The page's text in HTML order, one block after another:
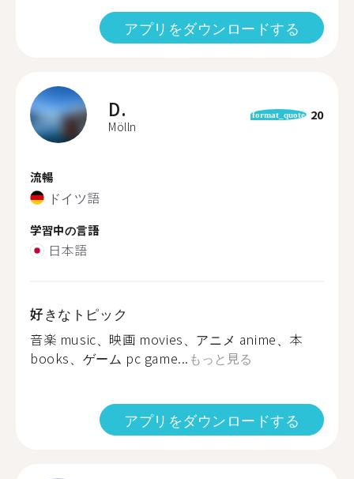
アプリをダウンロードする
D.
Mölln
format_quote 20
流暢
ドイツ語
学習中の言語
日本語
好きなトピック
音楽 music、映画 movies、アニメ anime、本
books、ゲーム pc game... もっと見る
アプリをダウンロードする